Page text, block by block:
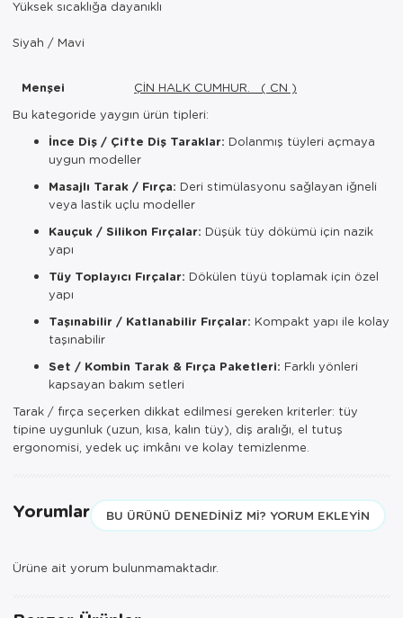
Yüksek sıcaklığa dayanıklı
Siyah / Mavi
Menşei
ÇİN HALK CUMHUR. ( CN )
Bu kategoride yaygın ürün tipleri:
İnce Diş / Çifte Diş Taraklar: Dolanmış tüyleri açmaya
uygun modeller
Masajlı Tarak / Fırça: Deri stimülasyonu sağlayan iğneli
veya lastik uçlu modeller
Kauçuk / Silikon Fırçalar: Düşük tüy dökümü için nazik
yapı
Tüy Toplayıcı Fırçalar: Dökülen tüyü toplamak için özel
yapı
Taşınabilir / Katlanabilir Fırçalar: Kompakt yapı ile kolay
taşınabilir
Set / Kombin Tarak & Fırça Paketleri: Farklı yönleri
kapsayan bakım setleri
Tarak / fırça seçerken dikkat edilmesi gereken kriterler: tüy
tipine uygunluk (uzun, kısa, kalın tüy), diş aralığı, el tutuş
ergonomisi, yedek uç imkânı ve kolay temizlenme.
Yorumlar BU ÜRÜNÜ DENEDINIZ MI? YORUM EKLEYIN
Ürüne ait yorum bulunmamaktadır.